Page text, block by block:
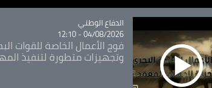
Catégorie
الدفاع الوطني
04/08/2026 - 12:10
فوج الأعمال الخاصة للقوات
وتجهيزات متطورة لتنفيذ